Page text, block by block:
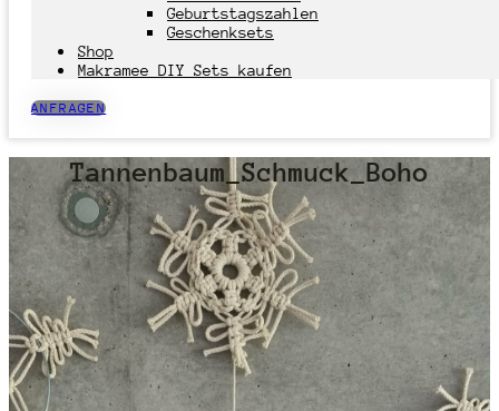
Geburtstagszahlen
Geschenksets
Shop
Makramee DIY Sets kaufen
ANFRAGEN
Tannenbaum_Schmuck_Boho